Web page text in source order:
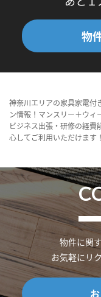
物
神奈川エリアの家具家電付
ン情報！マンスリー＋ウィ
ビジネス出張・研修の経費
心してご利用いただけます
物件に関
お気軽にリ